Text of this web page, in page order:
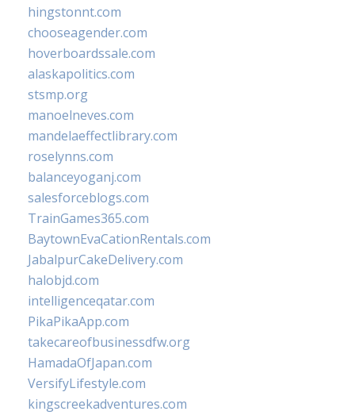
hingstonnt.com
chooseagender.com
hoverboardssale.com
alaskapolitics.com
stsmp.org
manoelneves.com
mandelaeffectlibrary.com
roselynns.com
balanceyoganj.com
salesforceblogs.com
TrainGames365.com
BaytownEvaCationRentals.com
JabalpurCakeDelivery.com
halobjd.com
intelligenceqatar.com
PikaPikaApp.com
takecareofbusinessdfw.org
HamadaOfJapan.com
VersifyLifestyle.com
kingscreekadventures.com